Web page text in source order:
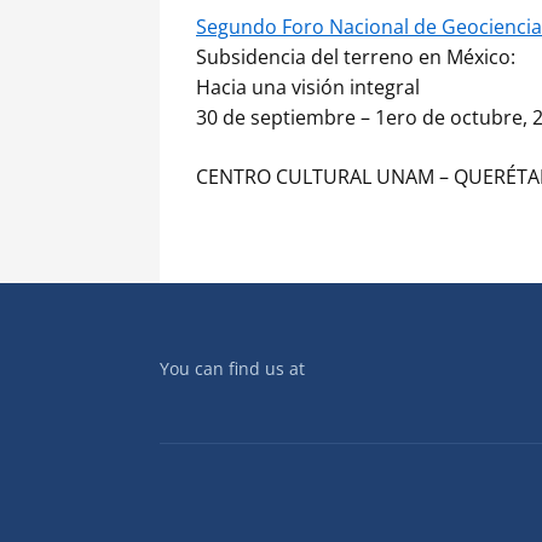
Segundo Foro Nacional de
Subsidencia del terreno en México:
Hacia una visión integral
30 de septiembre – 1ero de octubre,
CENTRO CULTURAL UNAM –
You can find us at